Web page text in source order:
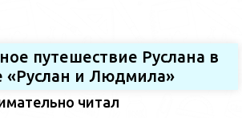
путешествие Руслана в
«Руслан и Людмила»
читал